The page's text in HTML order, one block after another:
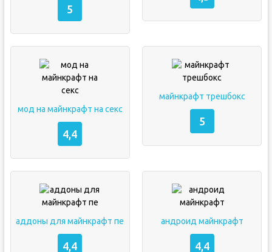
5
мод на майнкрафт на секс
4,4
майнкрафт трешбокс
5
аддоны для майнкрафт пе
4,4
андроид майнкрафт
4,4